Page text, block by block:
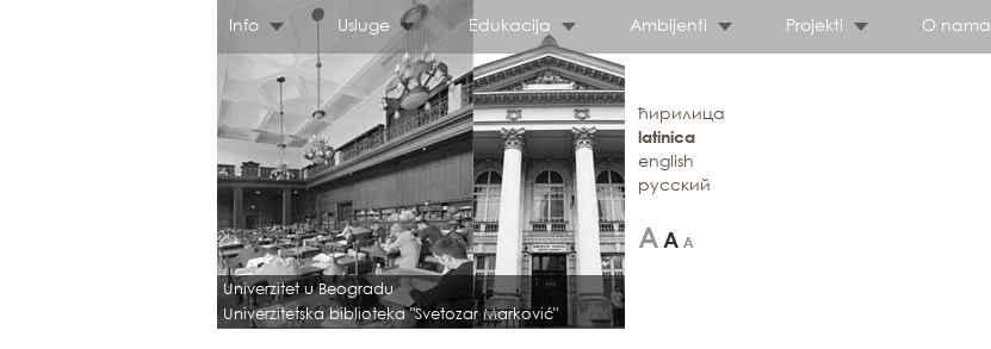
Info Usluge Edukacija Ambijenti Projekti O nama
Univerzitet u Beogradu
Univerzitetska biblioteka "Svetozar Marković"
ћирилица
latinica
english
русский